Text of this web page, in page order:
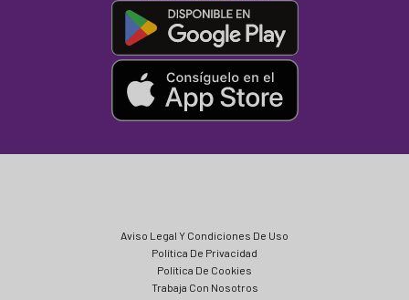
Aviso Legal Y Condiciones De Uso
Política De Privacidad
Política De Cookies
Trabaja Con Nosotros